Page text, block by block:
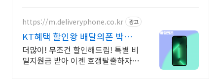
https://m.deliveryphone.co.kr 광고
KT혜택 할인왕 배달의폰 박리
다매! 무조건 더 할인!
더많이! 무조건 할인해드림! 특별 비
밀지원금 받아 이젠 호갱탈출하자!